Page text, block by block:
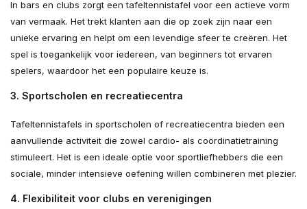
In bars en clubs zorgt een tafeltennistafel voor een actieve vorm
van vermaak. Het trekt klanten aan die op zoek zijn naar een
unieke ervaring en helpt om een levendige sfeer te creëren. Het
spel is toegankelijk voor iedereen, van beginners tot ervaren
spelers, waardoor het een populaire keuze is.
3. Sportscholen en recreatiecentra
Tafeltennistafels in sportscholen of recreatiecentra bieden een
aanvullende activiteit die zowel cardio- als coördinatietraining
stimuleert. Het is een ideale optie voor sportliefhebbers die een
sociale, minder intensieve oefening willen combineren met plezier.
4. Flexibiliteit voor clubs en verenigingen